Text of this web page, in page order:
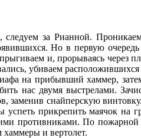
следуем за Рианной.
Но в первую
и, прорываясь через
убиваем
на прибывший хаммер,
нас двумя выстрелами.
заменив снайперскую
успеть прикрепить маячок на
противниками. По
и вертолет.